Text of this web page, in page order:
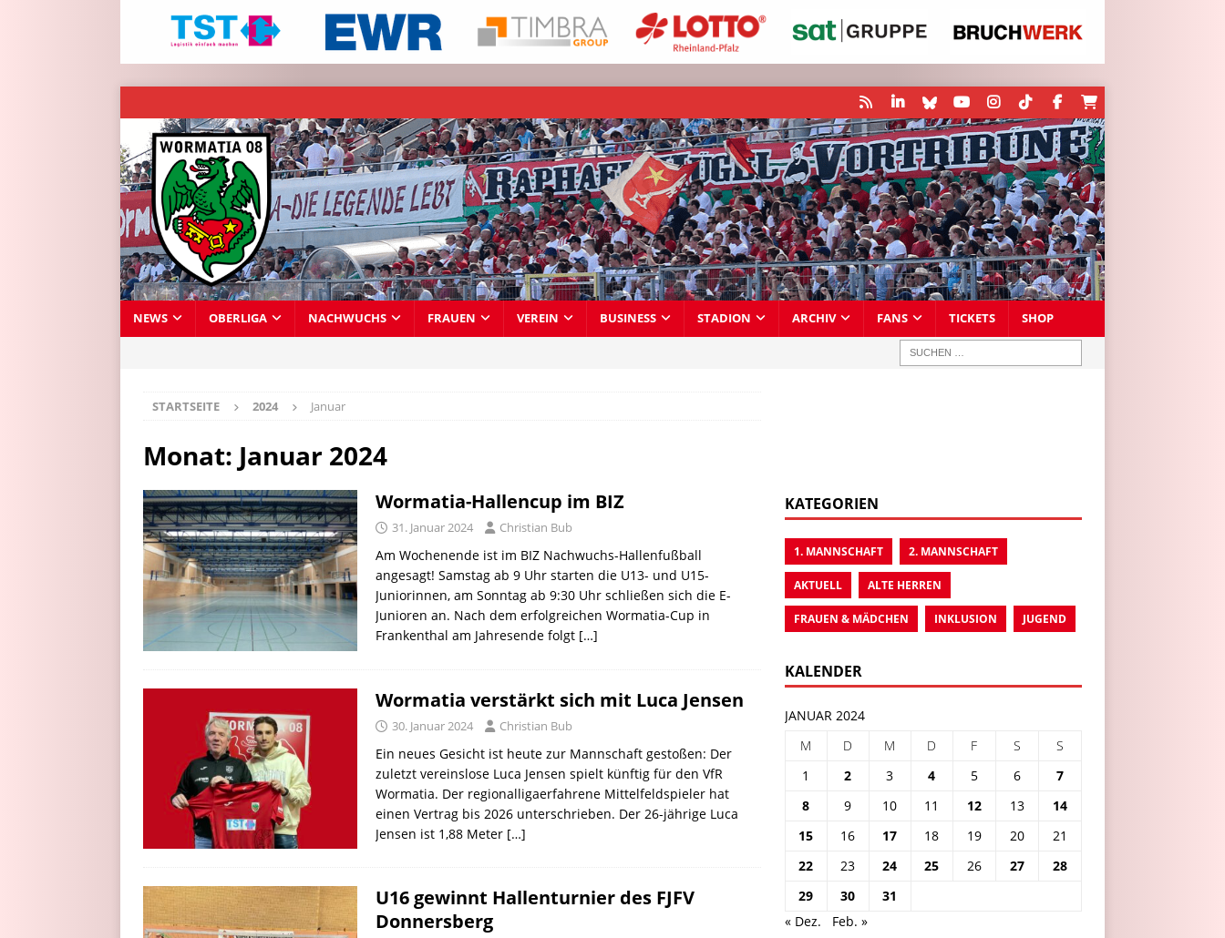
NEWS OBERLIGA NACHWUCHS FRAUEN VEREIN BUSINESS STADION ARCHIV FANS TICKETS SHOP
STARTSEITE 2024 Januar
Monat: Januar 2024
Wormatia-Hallencup im BIZ
31. Januar 2024 Christian Bub
Am Wochenende ist im BIZ Nachwuchs-Hallenfußball
angesagt! Samstag ab 9 Uhr starten die U13- und U15-
Juniorinnen, am Sonntag ab 9:30 Uhr schließen sich die E-
Junioren an. Nach dem erfolgreichen Wormatia-Cup in
Frankenthal am Jahresende folgt […]
Wormatia verstärkt sich mit Luca Jensen
30. Januar 2024 Christian Bub
Ein neues Gesicht ist heute zur Mannschaft gestoßen: Der
zuletzt vereinslose Luca Jensen spielt künftig für den VfR
Wormatia. Der regionalligaerfahrene Mittelfeldspieler hat
einen Vertrag bis 2026 unterschrieben. Der 26-jährige Luca
Jensen ist 1,88 Meter […]
U16 gewinnt Hallenturnier des FJFV
Donnersberg
KATEGORIEN
1. MANNSCHAFT 2. MANNSCHAFT
AKTUELL ALTE HERREN
FRAUEN & MÄDCHEN INKLUSION JUGEND
KALENDER
JANUAR 2024
M
D M D F S
S
1
2 3 4 5 6
7
8
9 10 11 12 13
14
15
16 17 18 19 20
21
22
23 24 25 26 27
28
29
30
31
« Dez.
Feb. »